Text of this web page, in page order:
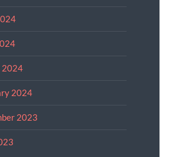
2024
2024
2023